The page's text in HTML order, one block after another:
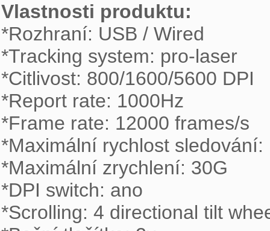
Vlastnosti produktu:
*Rozhraní: USB / Wired
*Tracking system: pro-laser
*Citlivost: 800/1600/5600 DPI
*Report rate: 1000Hz
*Frame rate: 12000 frames/s
*Maximální rychlost sledování:
*Maximální zrychlení: 30G
*DPI switch: ano
*Scrolling: 4 directional tilt